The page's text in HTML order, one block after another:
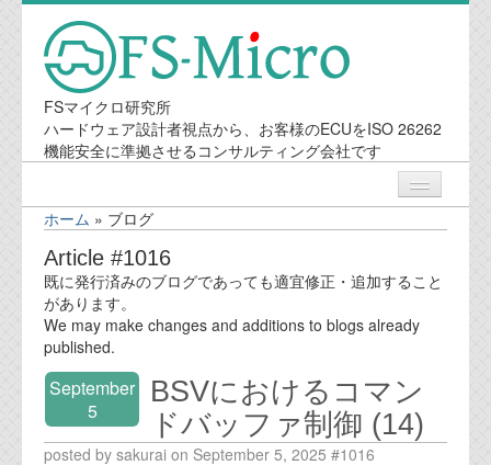
FSマイクロ研究所
ハードウェア設計者視点から、お客様のECUをISO 26262
機能安全に準拠させるコンサルティング会社です
ニュース
業務内容
会社案内
ホーム » ブログ
Article #1016
既に発行済みのブログであっても適宜修正・追加すること
があります。
We may make changes and additions to blogs already
published.
September
5
BSVにおけるコマン
ドバッファ制御 (14)
posted by sakurai on September 5, 2025 #1016